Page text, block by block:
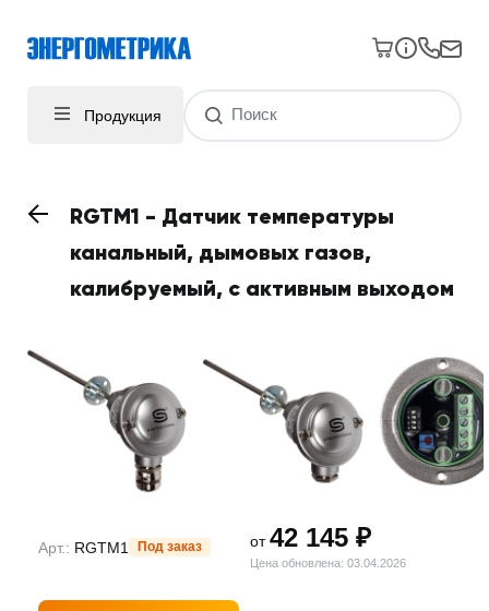
Продукция
RGTM1 - Датчик температуры
канальный, дымовых газов,
калибруемый, с активным выходом
Арт.: RGTM1 Под заказ от42 145 ₽
Цена обновлена: 03.04.2026